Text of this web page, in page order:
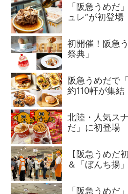
「阪急うめだ
ュレ”が初登場
初開催！阪急
祭典」
阪急うめだで
約110軒が集結
北陸・人気ス
だ」に初登場
【阪急うめだ
＆「ぼんち揚
「阪急うめだ